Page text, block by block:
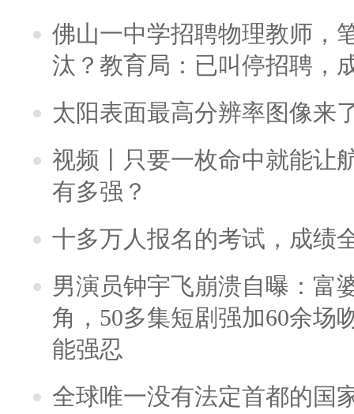
佛山一中学招聘物理教师，
汰？教育局：已叫停招聘，
太阳表面最高分辨率图像来
视频丨只要一枚命中就能让
有多强？
十多万人报名的考试，成绩
男演员钟宇飞崩溃自曝：富
角，50多集短剧强加60余场
能强忍
全球唯一没有法定首都的国